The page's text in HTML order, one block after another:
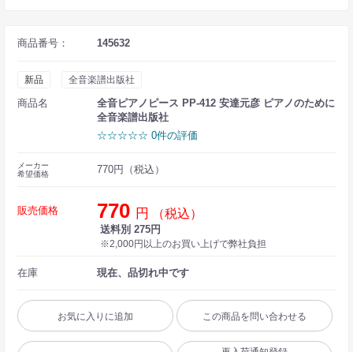
商品番号： 145632
新品 全音楽譜出版社
商品名
全音ピアノピース PP-412 安達元彦 ピアノのために
全音楽譜出版社
☆☆☆☆☆ 0件の評価
メーカー
希望価格
770円（税込）
販売価格 770 円 （税込）
送料別 275円
※2,000円以上のお買い上げで弊社負担
在庫 現在、品切れ中です
お気に入りに追加 この商品を問い合わせる